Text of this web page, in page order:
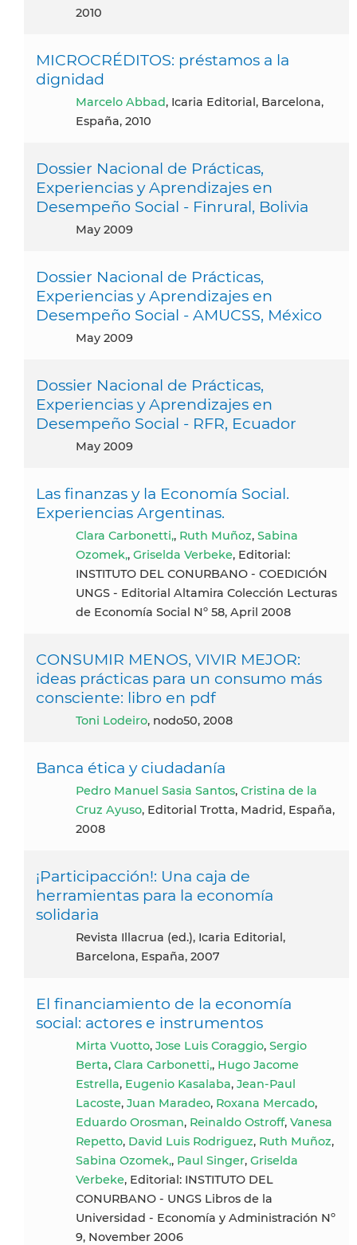
2010
MICROCRÉDITOS: préstamos a la
dignidad
Marcelo Abbad, Icaria Editorial, Barcelona,
España, 2010
Dossier Nacional de Prácticas,
Experiencias y Aprendizajes en
Desempeño Social - Finrural, Bolivia
May 2009
Dossier Nacional de Prácticas,
Experiencias y Aprendizajes en
Desempeño Social - AMUCSS, México
May 2009
Dossier Nacional de Prácticas,
Experiencias y Aprendizajes en
Desempeño Social - RFR, Ecuador
May 2009
Las finanzas y la Economía Social.
Experiencias Argentinas.
Clara Carbonetti,, Ruth Muñoz, Sabina
Ozomek,, Griselda Verbeke, Editorial:
INSTITUTO DEL CONURBANO - COEDICIÓN
UNGS - Editorial Altamira Colección Lecturas
de Economía Social Nº 58, April 2008
CONSUMIR MENOS, VIVIR MEJOR:
ideas prácticas para un consumo más
consciente: libro en pdf
Toni Lodeiro, nodo50, 2008
Banca ética y ciudadanía
Pedro Manuel Sasia Santos, Cristina de la
Cruz Ayuso, Editorial Trotta, Madrid, España,
2008
¡Participacción!: Una caja de
herramientas para la economía
solidaria
Revista Illacrua (ed.), Icaria Editorial,
Barcelona, España, 2007
El financiamiento de la economía
social: actores e instrumentos
Mirta Vuotto, Jose Luis Coraggio, Sergio
Berta, Clara Carbonetti,, Hugo Jacome
Estrella, Eugenio Kasalaba, Jean-Paul
Lacoste, Juan Maradeo, Roxana Mercado,
Eduardo Orosman, Reinaldo Ostroff, Vanesa
Repetto, David Luis Rodriguez, Ruth Muñoz,
Sabina Ozomek,, Paul Singer, Griselda
Verbeke, Editorial: INSTITUTO DEL
CONURBANO - UNGS Libros de la
Universidad - Economía y Administración Nº
9, November 2006